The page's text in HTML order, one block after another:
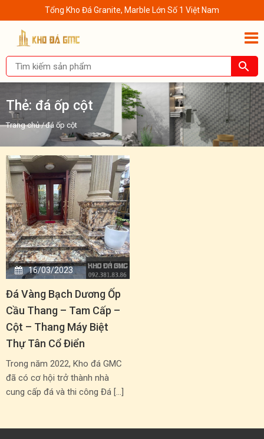
Tổng Kho Đá Granite, Marble Lớn Số 1 Việt Nam
Thẻ: đá ốp cột
Trang chủ/đá ốp cột
16/03/2023
Đá Vàng Bạch Dương Ốp
Cầu Thang – Tam Cấp –
Cột – Thang Máy Biệt
Thự Tân Cổ Điển
Trong năm 2022, Kho đá GMC
đã có cơ hội trở thành nhà
cung cấp đá và thi công Đá […]